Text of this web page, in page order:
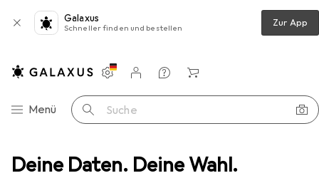
Deine Daten. Deine Wahl.
Galaxus
Schneller finden und bestellen Zur App
Navigation nach Kategorien
Menü Suche
Einstellungen
Kundenkonto
Vergleichslisten
Merklisten
Warenkorb
Puzzle Eurographics Plüsch Blüten Blumenladen